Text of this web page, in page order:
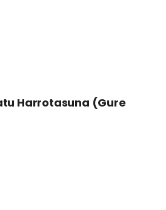
Harrotasuna (Gure